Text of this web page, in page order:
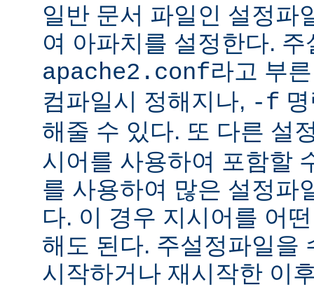
일반 문서 파일인 설정파
여 아파치를 설정한다.
apache2.conf라고 부
컴파일시 정해지나, -f
해줄 수 있다. 또 다른 설
시어를 사용하여 포함할
를 사용하여 많은 설정파
다. 이 경우 지시어를 어
해도 된다. 주설정파일을
시작하거나 재시작한 이